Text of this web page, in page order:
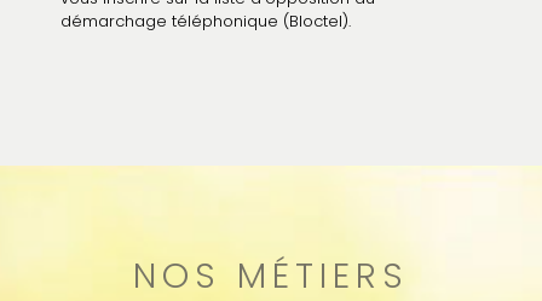
démarchage téléphonique (Bloctel).
NOS MÉTIERS